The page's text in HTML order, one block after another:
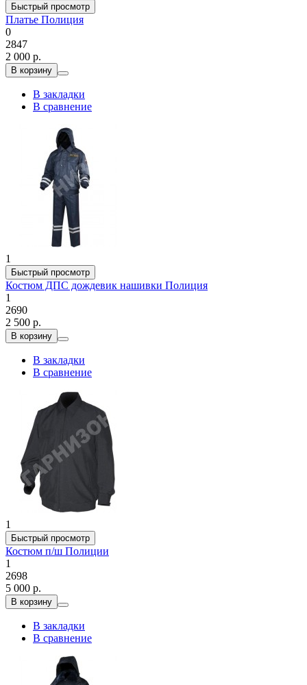
Быстрый просмотр
Платье Полиция
0
2847
2 000 р.
В корзину
В закладки
В сравнение
1
Быстрый просмотр
Костюм ДПС дождевик нашивки Полиция
1
2690
2 500 р.
В корзину
В закладки
В сравнение
1
Быстрый просмотр
Костюм п/ш Полиции
1
2698
5 000 р.
В корзину
В закладки
В сравнение